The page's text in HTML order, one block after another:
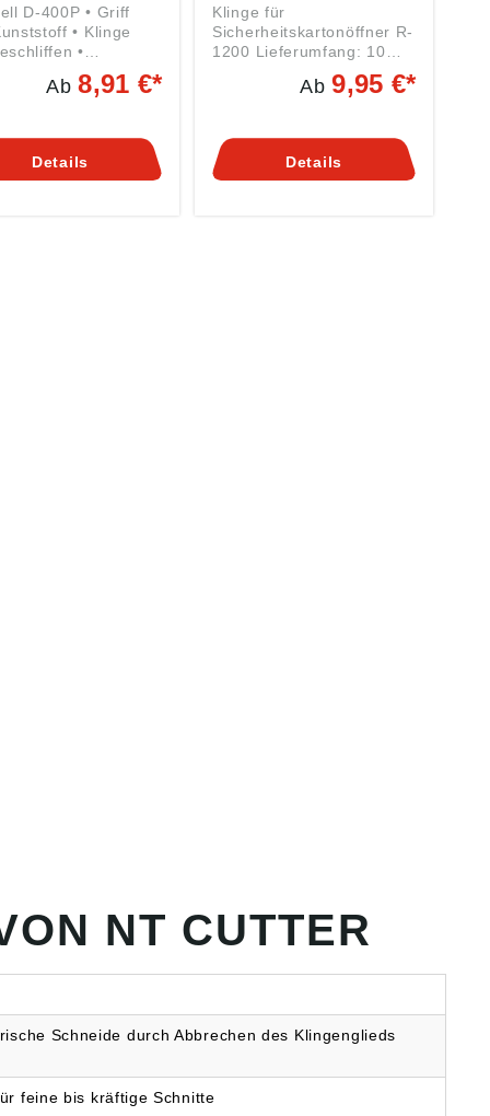
D-400P • Griff
• Klinge
•
zum
Auswechseln der
Ab8,91 €*
Details
Klinge für
Sicherheitskartonöffner R-
1200 Lieferumfang: 10
Stück im Spender
Ab9,95 €*
Details
NT CUTTER
Schneide durch Abbrechen des Klingenglieds
feine bis kräftige Schnitte